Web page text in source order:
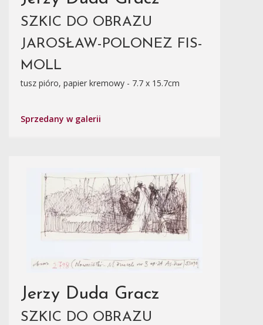
SZKIC DO OBRAZU
JAROSŁAW-POLONEZ FIS-
MOLL
tusz pióro, papier kremowy - 7.7 x 15.7cm
Sprzedany w galerii
Jerzy Duda Gracz
SZKIC DO OBRAZU